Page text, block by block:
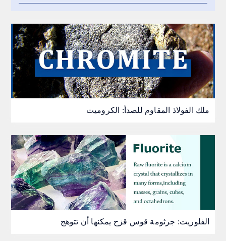
ملك الفولاذ المقاوم للصدأ: الكروميت
الفلوريت: جرثومة قوس قزح يمكنها أن تتوهج